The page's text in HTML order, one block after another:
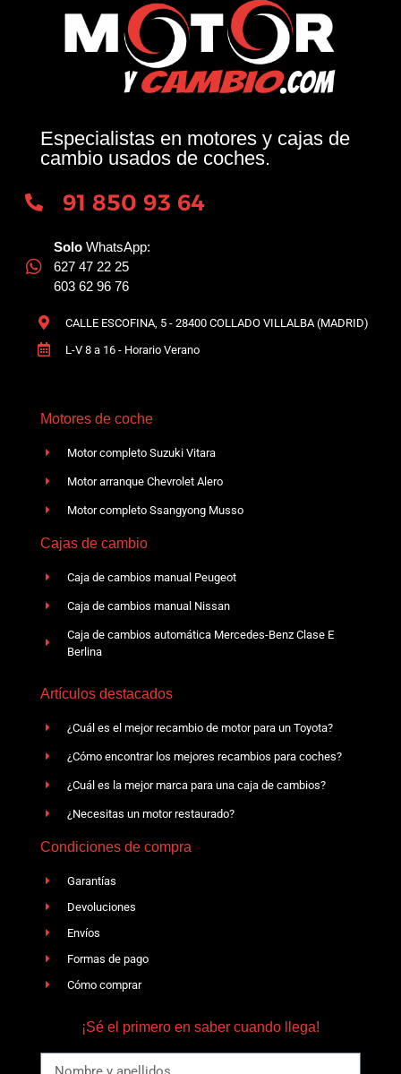
Especialistas en motores y cajas de
cambio usados de coches.
91 850 93 64
Solo WhatsApp:
627 47 22 25
603 62 96 76
CALLE ESCOFINA, 5 - 28400 COLLADO VILLALBA (MADRID)
L-V 8 a 16 - Horario Verano
Motores de coche
Motor completo Suzuki Vitara
Motor arranque Chevrolet Alero
Motor completo Ssangyong Musso
Cajas de cambio
Caja de cambios manual Peugeot
Caja de cambios manual Nissan
Caja de cambios automática Mercedes-Benz Clase E
Berlina
Artículos destacados
¿Cuál es el mejor recambio de motor para un Toyota?
¿Cómo encontrar los mejores recambios para coches?
¿Cuál es la mejor marca para una caja de cambios?
¿Necesitas un motor restaurado?
Condiciones de compra
Garantías
Devoluciones
Envíos
Formas de pago
Cómo comprar
¡Sé el primero en saber cuando llega!